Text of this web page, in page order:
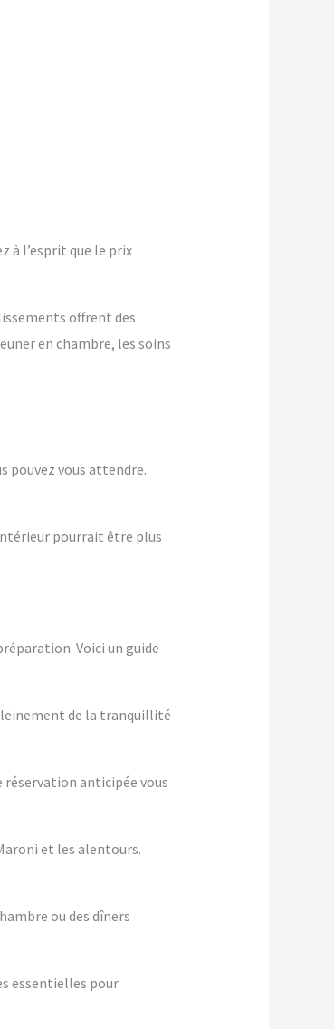
à l’esprit que le prix
offrent des
en chambre, les soins
pouvez vous attendre.
pourrait être plus
Voici un guide
de la tranquillité
réservation anticipée vous
et les alentours.
ou des dîners
essentielles pour